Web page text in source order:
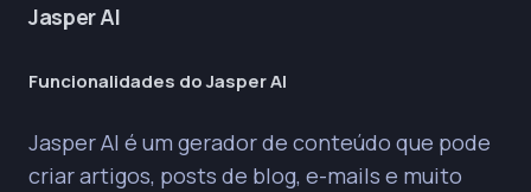
Jasper AI
Funcionalidades do Jasper AI
Jasper AI é um gerador de conteúdo que pode
criar artigos, posts de blog, e-mails e muito